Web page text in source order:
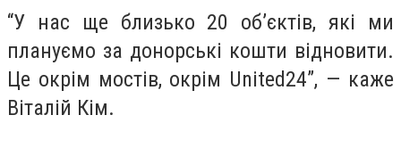
“У нас ще близько 20 об’єктів, які ми
плануємо за донорські кошти відновити.
Це окрім мостів, окрім United24”, — каже
Віталій Кім.